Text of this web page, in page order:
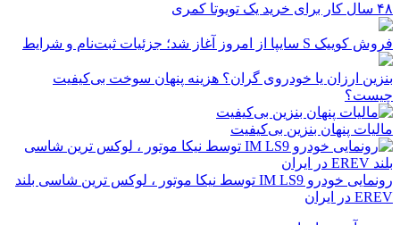
۴۸ سال کار برای خرید یک تویوتا کمری
فروش کوییک S سایپا از امروز آغاز شد؛ جزئیات ثبت‌نام و شرایط
بنزین ارزان یا خودروی گران؟ هزینه پنهان سوخت بی‌کیفیت
چیست؟
مالیات پنهان بنزین بی‌کیفیت
رونمایی خودرو IM LS9 توسط نیکا موتور ، لوکس ترین شاسی بلند
EREV در ایران